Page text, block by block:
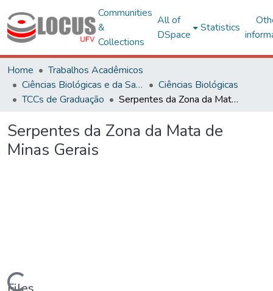
Communities
&
Collections
All of
DSpace
Statistics
Home
Trabalhos Acadêmicos
Ciências Biológicas e da Saúde
Ciências Biológicas
TCCs de Graduação
Serpentes da Zona da Mata de Minas Gerais
Serpentes da Zona da Mata de
Minas Gerais